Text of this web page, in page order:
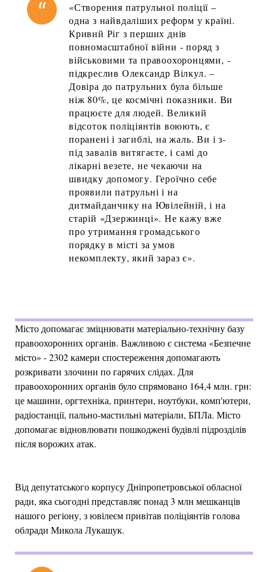
«Створення патрульної поліції –
одна з найвдаліших реформ у країні.
Кривий Ріг з перших днів
повномасштабної війни - поряд з
військовими та правоохоронцями, -
підкреслив Олександр Вілкул. –
Довіра до патрульних була більше
ніж 80%, це космічні показники. Ви
працюєте для людей. Великий
відсоток поліціянтів воюють, є
поранені і загиблі, на жаль. Ви і з-
під завалів витягаєте, і самі до
лікарні везете, не чекаючи на
швидку допомогу. Героїчно себе
проявили патрульні і на
дитмайданчику на Ювілейній, і на
старій «Дзержинці». Не кажу вже
про утримання громадського
порядку в місті за умов
некомплекту, який зараз є».
Місто допомагає зміцнювати матеріально-технічну базу
правоохоронних органів. Важливою є система «Безпечне
місто» - 2302 камери спостереження допомагають
розкривати злочини по гарячих слідах. Для
правоохоронних органів було спрямовано 164,4 млн. грн:
це машини, оргтехніка, принтери, ноутбуки, комп'ютери,
радіостанції, пально-мастильні матеріали, БПЛа. Місто
допомагає відновлювати пошкоджені будівлі підрозділів
після ворожих атак.
Від депутатського корпусу Дніпропетровської обласної
ради, яка сьогодні представляє понад 3 млн мешканців
нашого регіону, з ювілеєм привітав поліціянтів голова
облради Микола Лукашук.